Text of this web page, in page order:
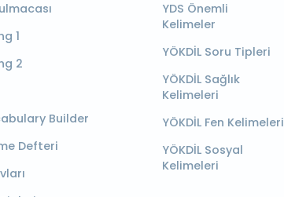
1
2
Builder
Defteri
YDS Önemli
Kelimeler
YÖKDİL Soru Tipleri
YÖKDİL Sağlık
Kelimeleri
YÖKDİL Fen Kelimeleri
YÖKDİL Sosyal
Kelimeleri